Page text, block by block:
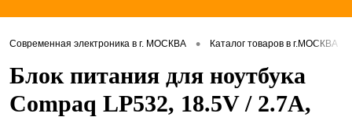
Современная электроника в г. МОСКВА • Каталог товаров в г.МОСКВА
Блок питания для ноутбука
Compaq LP532, 18.5V / 2.7A,